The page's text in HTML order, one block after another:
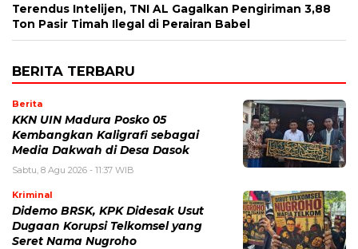
Terendus Intelijen, TNI AL Gagalkan Pengiriman 3,88
Ton Pasir Timah Ilegal di Perairan Babel
BERITA TERBARU
Berita
KKN UIN Madura Posko 05
Kembangkan Kaligrafi sebagai
Media Dakwah di Desa Dasok
Sabtu, 8 Agu 2026 - 11:37 WIB
Kriminal
Didemo BRSK, KPK Didesak Usut
Dugaan Korupsi Telkomsel yang
Seret Nama Nugroho